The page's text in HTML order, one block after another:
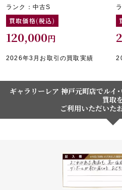
ランク：中古S
買取価格(税込)
120,000円
2026年3月お取引の買取実績
ギャラリーレア 神戸元町店でル
買取
ご利用いただいた